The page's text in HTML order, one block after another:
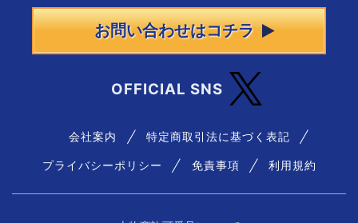
お問い合わせはコチラ
OFFICIAL SNS
会社案内 特定商取引法に基づく表記
プライバシーポリシー 免責事項 利用規約